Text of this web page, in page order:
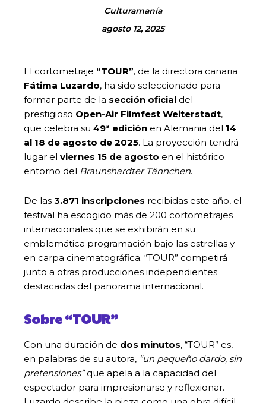
Culturamanía
agosto 12, 2025
El cortometraje “TOUR”, de la directora canaria
Fátima Luzardo, ha sido seleccionado para
formar parte de la sección oficial del
prestigioso Open-Air Filmfest Weiterstadt,
que celebra su 49ª edición en Alemania del 14
al 18 de agosto de 2025. La proyección tendrá
lugar el viernes 15 de agosto en el histórico
entorno del Braunshardter Tännchen.
De las 3.871 inscripciones recibidas este año, el
festival ha escogido más de 200 cortometrajes
internacionales que se exhibirán en su
emblemática programación bajo las estrellas y
en carpa cinematográfica. “TOUR” competirá
junto a otras producciones independientes
destacadas del panorama internacional.
Sobre “TOUR”
Con una duración de dos minutos, “TOUR” es,
en palabras de su autora, “un pequeño dardo, sin
pretensiones”que apela a la capacidad del
espectador para impresionarse y reflexionar.